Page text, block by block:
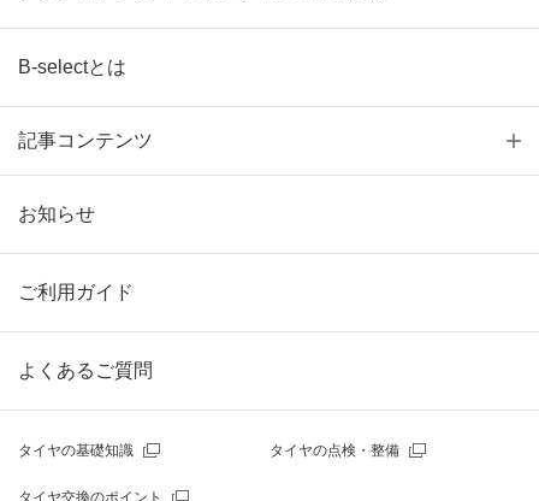
B-selectとは
記事コンテンツ
お知らせ
ご利用ガイド
よくあるご質問
タイヤの基礎知識 タイヤの点検・整備
タイヤ交換のポイント